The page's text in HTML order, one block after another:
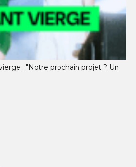
: "Notre prochain projet ? Un